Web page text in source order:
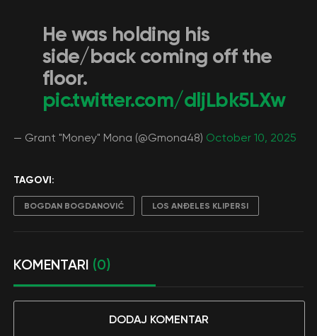
He was holding his
side/back coming off the
floor.
pic.twitter.com/dljLbk5LXw
— Grant "Money" Mona (@Gmona48) October 10, 2025
TAGOVI:
BOGDAN BOGDANOVIĆ LOS ANĐELES KLIPERSI
KOMENTARI (0)
DODAJ KOMENTAR